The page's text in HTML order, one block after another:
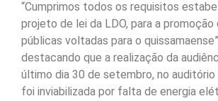
“Cumprimos todos os requisitos
projeto de lei da LDO, para a
públicas voltadas para o
destacando que a realização da
último dia 30 de setembro, no
foi inviabilizada por falta de energia